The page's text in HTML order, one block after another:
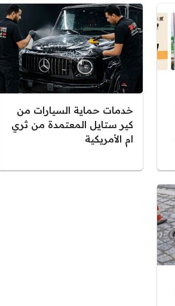
خدمات حماية السيارات من
كير ستايل المعتمدة من ثري
ام الأمريكية